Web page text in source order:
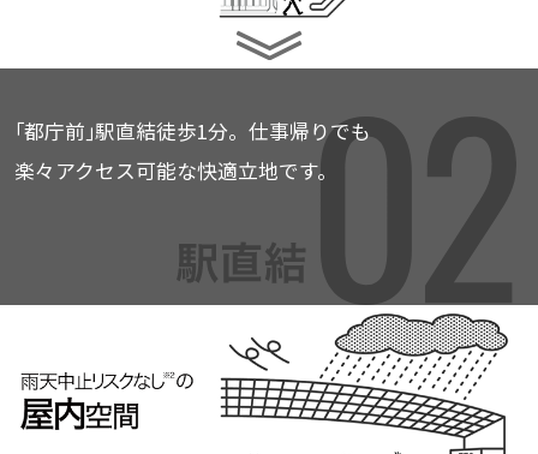
｢都庁前｣駅直結徒歩1分。仕事帰りでも
楽々アクセス可能な快適立地です。